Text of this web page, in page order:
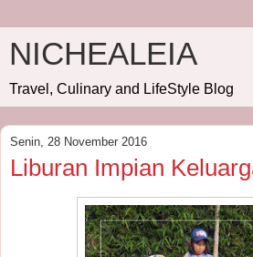
NICHEALEIA
Travel, Culinary and LifeStyle Blog
Senin, 28 November 2016
Liburan Impian